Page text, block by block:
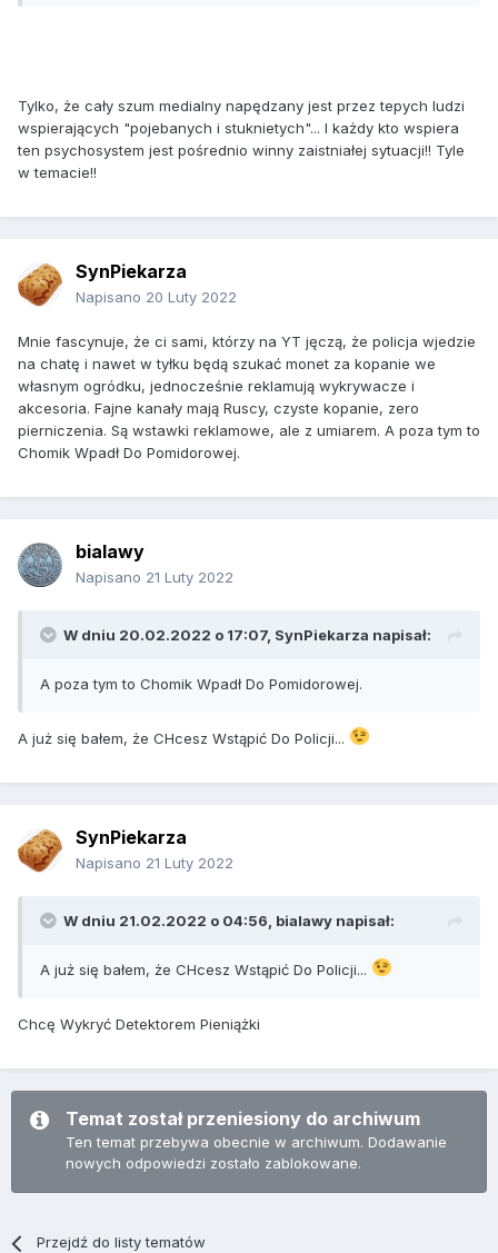
Tylko, że cały szum medialny napędzany jest przez tepych ludzi
wspierających "pojebanych i stuknietych"... I każdy kto wspiera
ten psychosystem jest pośrednio winny zaistniałej sytuacji!! Tyle
w temacie!!
SynPiekarza
Napisano 20 Luty 2022
Mnie fascynuje, że ci sami, którzy na YT jęczą, że policja wjedzie
na chatę i nawet w tyłku będą szukać monet za kopanie we
własnym ogródku, jednocześnie reklamują wykrywacze i
akcesoria. Fajne kanały mają Ruscy, czyste kopanie, zero
pierniczenia. Są wstawki reklamowe, ale z umiarem. A poza tym to
Chomik Wpadł Do Pomidorowej.
bialawy
Napisano 21 Luty 2022
W dniu 20.02.2022 o 17:07, SynPiekarza napisał:
A poza tym to Chomik Wpadł Do Pomidorowej.
A już się bałem, że CHcesz Wstąpić Do Policji...
SynPiekarza
Napisano 21 Luty 2022
W dniu 21.02.2022 o 04:56, bialawy napisał:
A już się bałem, że CHcesz Wstąpić Do Policji...
Chcę Wykryć Detektorem Pieniążki
Temat został przeniesiony do archiwum
Ten temat przebywa obecnie w archiwum. Dodawanie
nowych odpowiedzi zostało zablokowane.
Przejdź do listy tematów